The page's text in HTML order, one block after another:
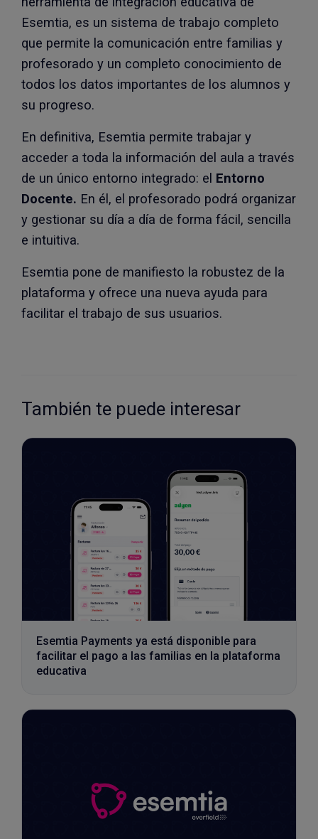
Esemtia, es un sistema de trabajo completo
que permite la comunicación entre familias y
profesorado y un completo conocimiento de
todos los datos importantes de los alumnos y
su progreso.
En definitiva, Esemtia permite trabajar y
acceder a toda la información del aula a través
de un único entorno integrado: el Entorno
Docente. En él, el profesorado podrá organizar
y gestionar su día a día de forma fácil, sencilla
e intuitiva.
Esemtia pone de manifiesto la robustez de la
plataforma y ofrece una nueva ayuda para
facilitar el trabajo de sus usuarios.
También te puede interesar
Esemtia Payments ya está disponible para
facilitar el pago a las familias en la plataforma
educativa